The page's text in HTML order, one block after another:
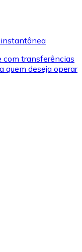
instantânea
com transferências
quem deseja operar